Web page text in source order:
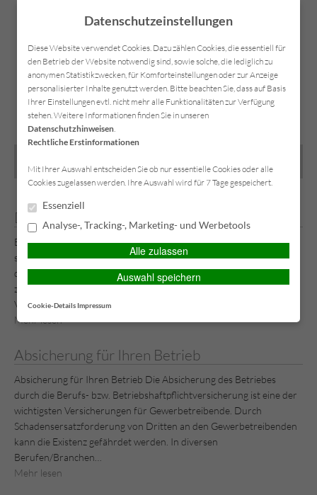
Anfahrt Kontakt Datenschutz Impressum SIMPLR-LOGIN
Den Beitrag durch Selbstbeteiligung senken
Bei vielen Versicherungen kann man mit einer Selbstbeteiligung
sparen. So haben Verbraucher die Chance bei Versicherungen oft
deutlich am monatlichen Beitrag zu schrauben. Viele Deutsche
zahlen pünktlich zum Jahresbeginn mit einem Schlag alle ihre
Versicherungen….
Mehr lesen
Absicherung für Ihren Betrieb
Absicherung für Ihren Betrieb Die Absicherung des Betriebes
durch die Berufs- bzw. Betriebshaftpflichtversicherung ist eine der
wichtigsten Versicherungen für Gewerbetreibende. Durch
Schadensersatzforderung von Dritten an den Gewerbetreibenden
kann die Existenz gefährdet werden. In diversen
Berufen/Branchen…
Mehr lesen
Datenschutzeinstellungen
Diese Website verwendet Cookies. Dazu zählen Cookies, die essentiell für
den Betrieb der Website notwendig sind, sowie solche, die lediglich zu
anonymen Statistikzwecken, für Komforteinstellungen oder zur Anzeige
personalisierter Inhalte genutzt werden. Bitte beachten Sie, dass auf Basis
Ihrer Einstellungen evtl. nicht mehr alle Funktionalitäten zur Verfügung
stehen. Weitere Informationen finden Sie in unseren
Datenschutzhinweisen.
Rechtliche Erstinformationen
Mit Ihrer Auswahl entscheiden Sie ob nur essentielle Cookies oder alle
Cookies zugelassen werden. Ihre Auswahl wird für 7 Tage gespeichert.
Essenziell
Analyse-, Tracking-, Marketing- und Werbetools
Alle zulassen
Auswahl speichern
Cookie-Details Impressum